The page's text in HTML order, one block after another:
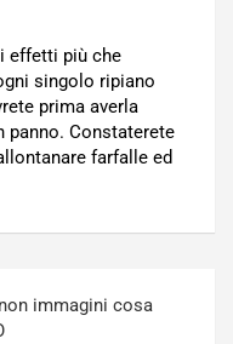
effetti più che
singolo ripiano
prima averla
panno. Constaterete
farfalle ed
immagini cosa